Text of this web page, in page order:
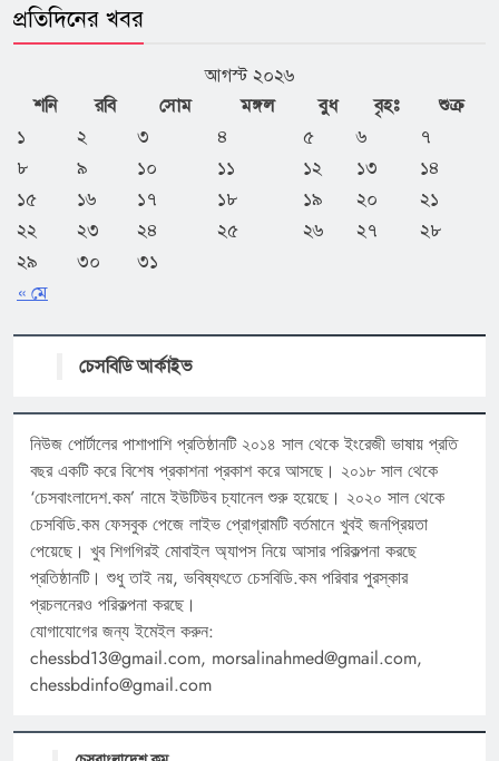
প্রতিদিনের খবর
আগস্ট ২০২৬
শনি
রবি সোম মঙ্গল বুধ বৃহঃ শুক্র
« মে
১ ২ ৩ ৪ ৫ ৬
৭
৮
৯ ১০ ১১ ১২ ১৩
১৪
১৫
১৬ ১৭ ১৮ ১৯ ২০
২১
২২
২৩ ২৪ ২৫ ২৬ ২৭
২৮
২৯
৩০ ৩১
চেসবিডি আর্কাইভ
নিউজ পোর্টালের পাশাপাশি প্রতিষ্ঠানটি ২০১৪ সাল থেকে ইংরেজী ভাষায় প্রতি
বছর একটি করে বিশেষ প্রকাশনা প্রকাশ করে আসছে। ২০১৮ সাল থেকে
‘চেসবাংলাদেশ.কম’ নামে ইউটিউব চ্যানেল শুরু হয়েছে। ২০২০ সাল থেকে
চেসবিডি.কম ফেসবুক পেজে লাইভ প্রোগ্রামটি বর্তমানে খুবই জনপ্রিয়তা
পেয়েছে। খুব শিগগিরই মোবাইল অ্যাপস নিয়ে আসার পরিকল্পনা করছে
প্রতিষ্ঠানটি। শুধু তাই নয়, ভবিষ্যৎতে চেসবিডি.কম পরিবার পুরস্কার
প্রচলনেরও পরিকল্পনা করছে।
যোগাযোগের জন্য ইমেইল করুন:
chessbd13@gmail.com, morsalinahmed@gmail.com,
chessbdinfo@gmail.com